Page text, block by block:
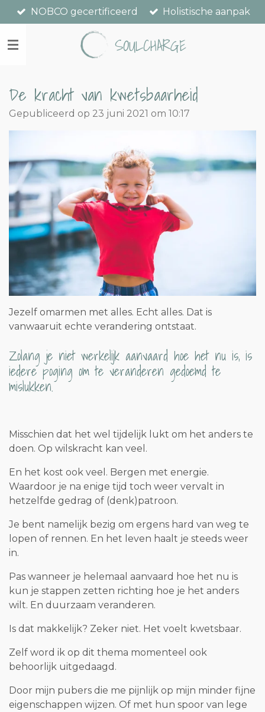
Ga
direct
naar
SOULCHARGE
NOBCO gecertificeerd Holistische aanpak
De kracht van kwetsbaarheid
Gepubliceerd op 23 juni 2021 om 10:17
Jezelf omarmen met alles. Echt alles. Dat is
vanwaaruit echte verandering ontstaat.
Zolang je niet werkelijk aanvaard hoe het nu is, is
iedere poging om te veranderen gedoemd te
mislukken.
Misschien dat het wel tijdelijk lukt om het anders te
doen. Op wilskracht kan veel.
En het kost ook veel. Bergen met energie.
Waardoor je na enige tijd toch weer vervalt in
hetzelfde gedrag of (denk)patroon.
Je bent namelijk bezig om ergens hard van weg te
lopen of rennen. En het leven haalt je steeds weer
in.
Pas wanneer je helemaal aanvaard hoe het nu is
kun je stappen zetten richting hoe je het anders
wilt. En duurzaam veranderen.
Is dat makkelijk? Zeker niet. Het voelt kwetsbaar.
Zelf word ik op dit thema momenteel ook
behoorlijk uitgedaagd.
Door mijn pubers die me pijnlijk op mijn minder fijne
eigenschappen wijzen. Of met hun spoor van lege